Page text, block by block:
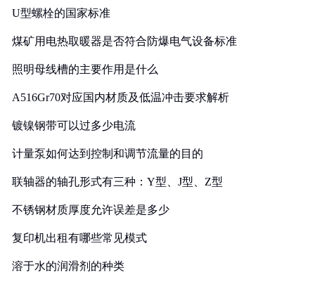
U型螺栓的国家标准
煤矿用电热取暖器是否符合防爆电气设备标准
照明母线槽的主要作用是什么
A516Gr70对应国内材质及低温冲击要求解析
镀镍钢带可以过多少电流
计量泵如何达到控制和调节流量的目的
联轴器的轴孔形式有三种：Y型、J型、Z型
不锈钢材质厚度允许误差是多少
复印机出租有哪些常见模式
溶于水的润滑剂的种类